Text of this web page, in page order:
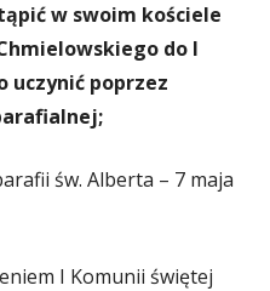
w swoim kościele
do I
uczynić poprzez
św. Alberta – 7 maja
I Komunii świętej